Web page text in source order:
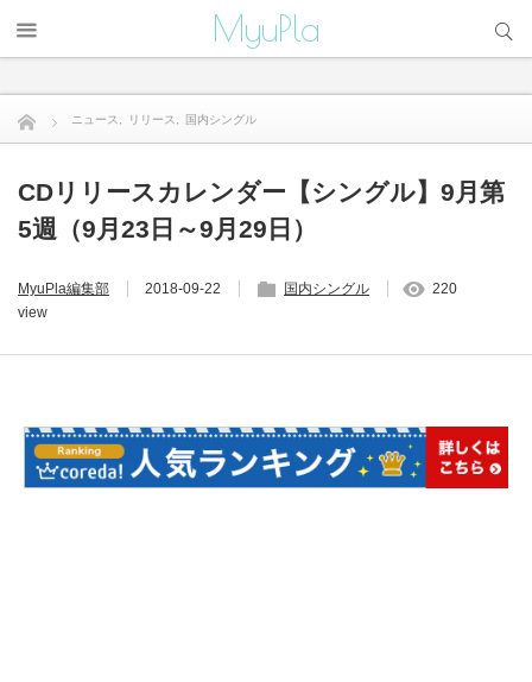
MyuPla
ニュース リリース 国内シングル
CDリリースカレンダー【シングル】9月第
5週（9月23日～9月29日）
MyuPla編集部 2018-09-22 国内シングル
220
view